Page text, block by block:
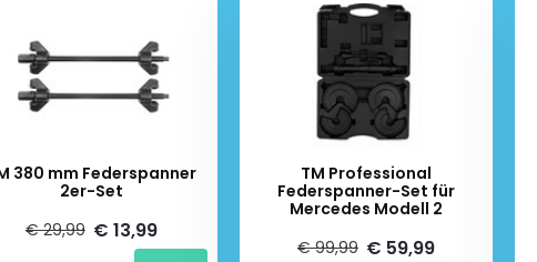
380 mm Federspanner
2er-Set
€ 29,99 € 13,99
TM Professional
Federspanner-Set für
Mercedes Modell 2
€ 99,99 € 59,99